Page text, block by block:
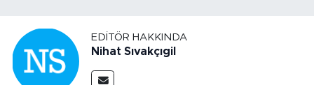
EDITÖR HAKKINDA
Nihat Sıvakçıgil